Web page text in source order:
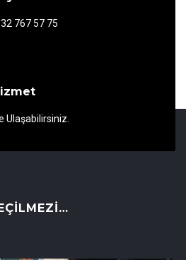
767 57 75
Ulaşabilirsiniz.